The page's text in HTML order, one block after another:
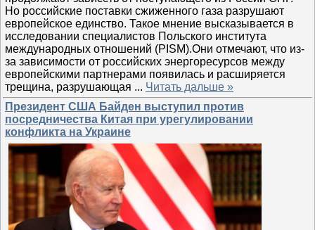
Но российские поставки сжиженного газа разрушают
европейское единство. Такое мнение высказывается в
исследовании специалистов Польского института
международных отношений (PISM).Они отмечают, что из-
за зависимости от российских энергоресурсов между
европейскими партнерами появилась и расширяется
трещина, разрушающая ... Читать дальше »
Президент США Байден выступил против
посредничества Китая при урегулировании
конфликта на Украине